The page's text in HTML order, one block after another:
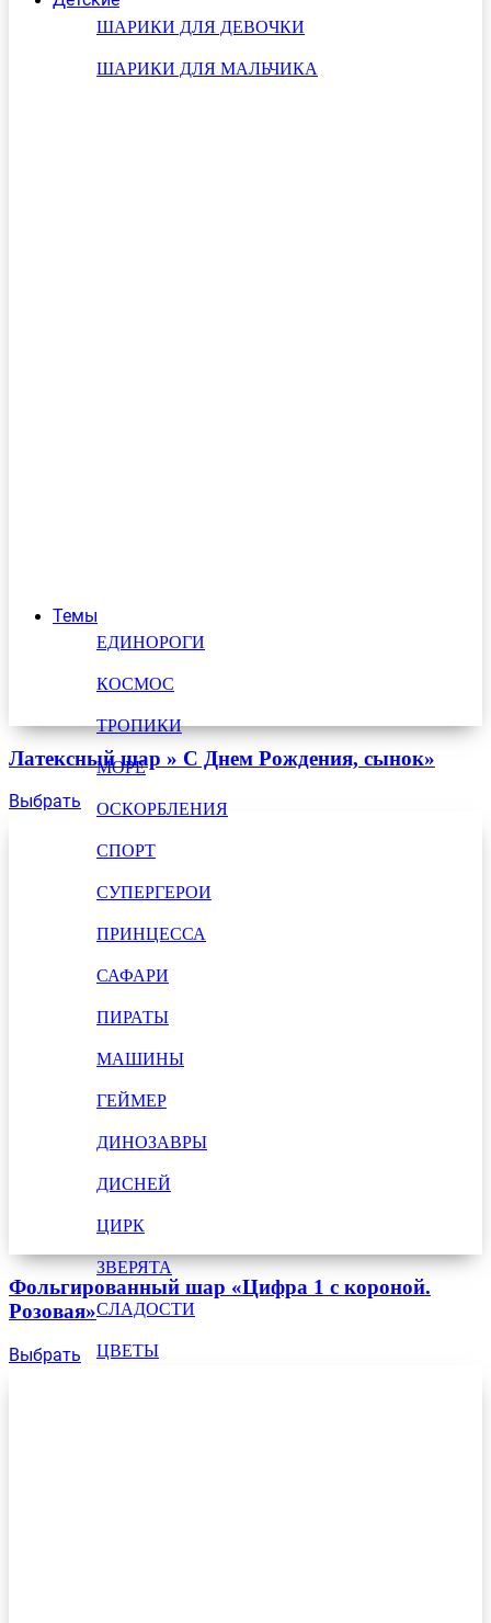
ШАРИКИ ДЛЯ ДЕВОЧКИ
ШАРИКИ ДЛЯ МАЛЬЧИКА
Темы
ЕДИНОРОГИ
КОСМОС
ТРОПИКИ
МОРЕ
ОСКОРБЛЕНИЯ
СПОРТ
СУПЕРГЕРОИ
ПРИНЦЕССА
САФАРИ
ПИРАТЫ
МАШИНЫ
ГЕЙМЕР
ДИНОЗАВРЫ
ДИСНЕЙ
ЦИРК
ЗВЕРЯТА
СЛАДОСТИ
ЦВЕТЫ
Латексный шар » С Днем Рождения, сынок»
Выбрать
Фольгированный шар «Цифра 1 с короной.
Розовая»
Выбрать